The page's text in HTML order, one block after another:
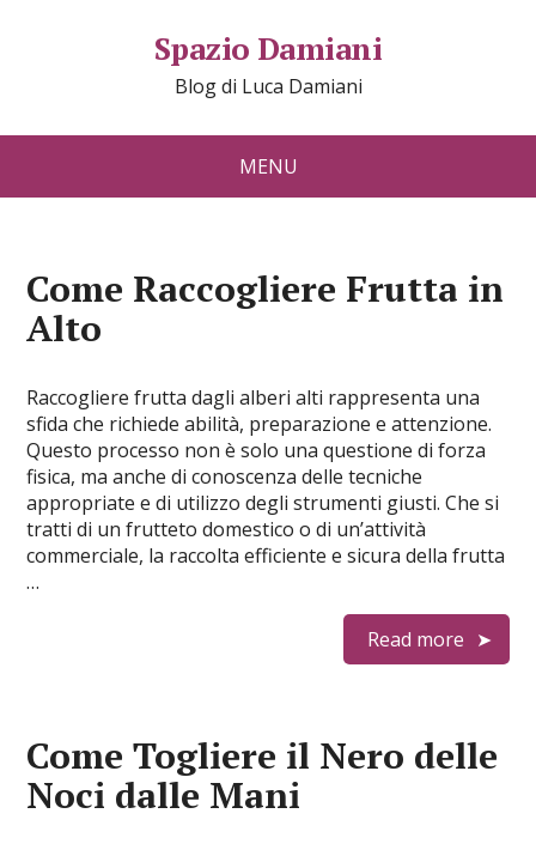
Spazio Damiani
Blog di Luca Damiani
MENU
Come Raccogliere Frutta in
Alto​
Raccogliere frutta dagli alberi alti rappresenta una
sfida che richiede abilità, preparazione e attenzione.
Questo processo non è solo una questione di forza
fisica, ma anche di conoscenza delle tecniche
appropriate e di utilizzo degli strumenti giusti. Che si
tratti di un frutteto domestico o di un’attività
commerciale, la raccolta efficiente e sicura della frutta
…
Read more
Come Togliere il Nero delle
Noci dalle Mani